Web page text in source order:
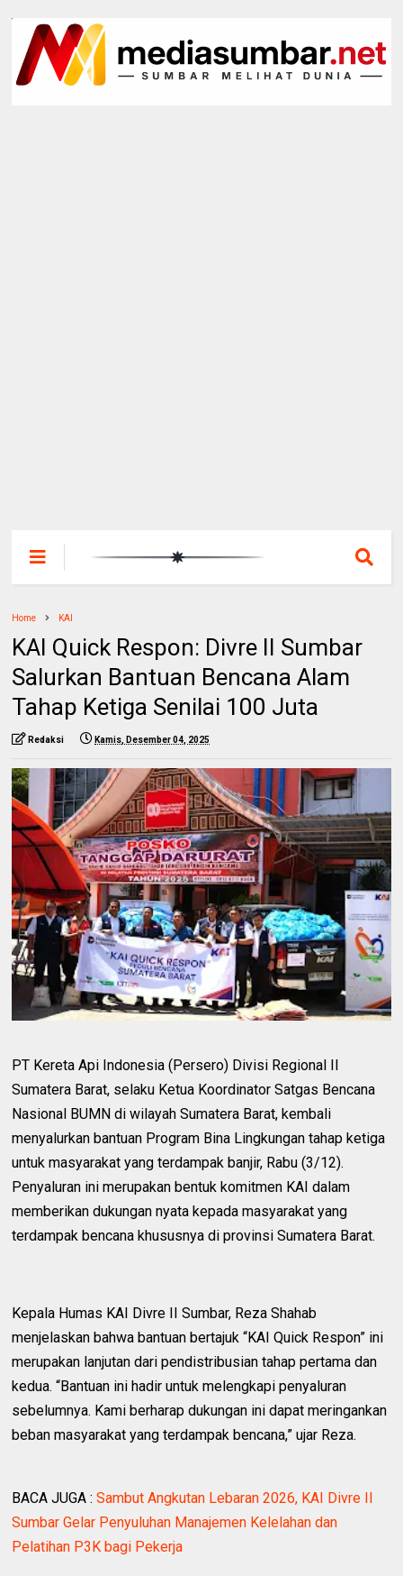
Home KAI
KAI Quick Respon: Divre II Sumbar
Salurkan Bantuan Bencana Alam
Tahap Ketiga Senilai 100 Juta
Redaksi Kamis, Desember 04, 2025
PT Kereta Api Indonesia (Persero) Divisi Regional II
Sumatera Barat, selaku Ketua Koordinator Satgas Bencana
Nasional BUMN di wilayah Sumatera Barat, kembali
menyalurkan bantuan Program Bina Lingkungan tahap ketiga
untuk masyarakat yang terdampak banjir, Rabu (3/12).
Penyaluran ini merupakan bentuk komitmen KAI dalam
memberikan dukungan nyata kepada masyarakat yang
terdampak bencana khususnya di provinsi Sumatera Barat.
Kepala Humas KAI Divre II Sumbar, Reza Shahab
menjelaskan bahwa bantuan bertajuk “KAI Quick Respon” ini
merupakan lanjutan dari pendistribusian tahap pertama dan
kedua. “Bantuan ini hadir untuk melengkapi penyaluran
sebelumnya. Kami berharap dukungan ini dapat meringankan
beban masyarakat yang terdampak bencana,” ujar Reza.
BACA JUGA :Sambut Angkutan Lebaran 2026, KAI Divre II
Sumbar Gelar Penyuluhan Manajemen Kelelahan dan
Pelatihan P3K bagi Pekerja